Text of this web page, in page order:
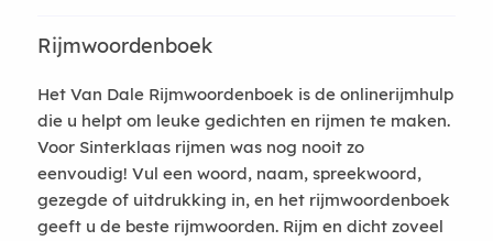
Rijmwoordenboek
Het Van Dale Rijmwoordenboek is de onlinerijmhulp
die u helpt om leuke gedichten en rijmen te maken.
Voor Sinterklaas rijmen was nog nooit zo
eenvoudig! Vul een woord, naam, spreekwoord,
gezegde of uitdrukking in, en het rijmwoordenboek
geeft u de beste rijmwoorden. Rijm en dicht zoveel